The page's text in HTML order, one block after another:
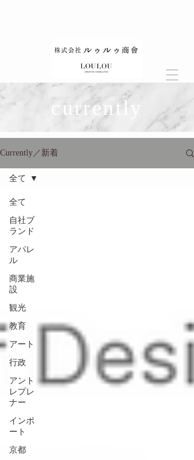
currently
Currently／新着
全て
自社ブ
ランド
アパレ
ル
商業施
設
観光
教育
アート
行政
アント
レプレ
ナー
インポ
ート
京都
全て